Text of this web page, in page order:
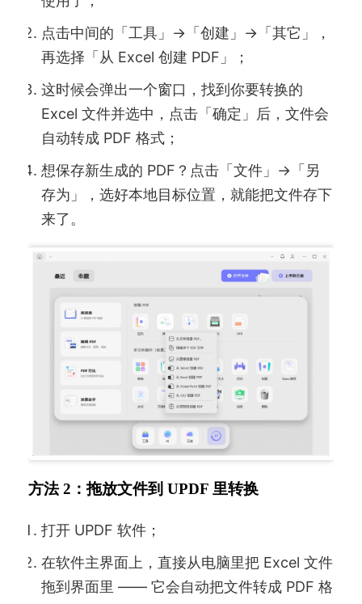
点击中间的「工具」→「创建」→「其它」，
再选择「从 Excel 创建 PDF」；
这时候会弹出一个窗口，找到你要转换的
Excel 文件并选中，点击「确定」后，文件会
自动转成 PDF 格式；
想保存新生成的 PDF？点击「文件」→「另
存为」，选好本地目标位置，就能把文件存下
来了。
方法 2：拖放文件到 UPDF 里转换
打开 UPDF 软件；
在软件主界面上，直接从电脑里把 Excel 文件
拖到界面里 —— 它会自动把文件转成 PDF 格